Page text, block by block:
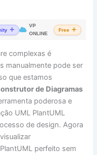
VP
ONLINE
Free
complexas é
manualmente pode ser
que estamos
de Diagramas
poderosa e
UML PlantUML
de design. Agora
perfeito sem